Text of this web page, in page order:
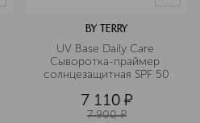
BY TERRY
UV Base Daily Care
Сыворотка-праймер
солнцезащитная SPF 50
7 110 ¤
7 900 ¤